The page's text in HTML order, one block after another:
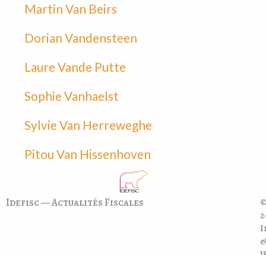
Martin Van Beirs
Dorian Vandensteen
Laure Vande Putte
Sophie Vanhaelst
Sylvie Van Herreweghe
Pitou Van Hissenhoven
Idefisc — Actualités Fiscales